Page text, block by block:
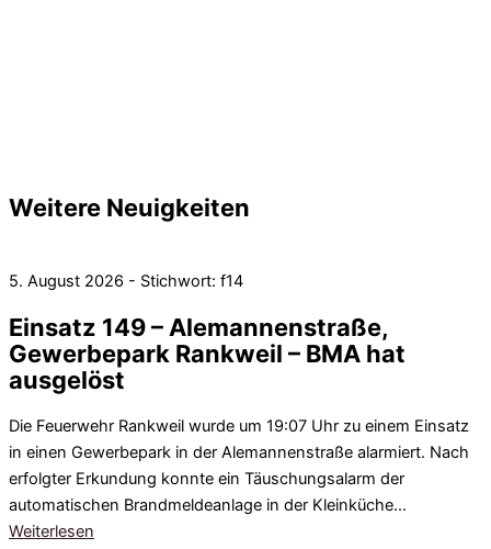
Weitere Neuigkeiten
5. August 2026 - Stichwort: f14
Einsatz 149 – Alemannenstraße,
Gewerbepark Rankweil – BMA hat
ausgelöst
Die Feuerwehr Rankweil wurde um 19:07 Uhr zu einem Einsatz
in einen Gewerbepark in der Alemannenstraße alarmiert. Nach
erfolgter Erkundung konnte ein Täuschungsalarm der
automatischen Brandmeldeanlage in der Kleinküche…
Weiterlesen